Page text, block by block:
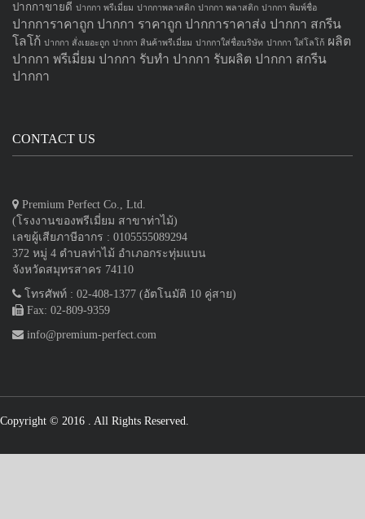
ปากกาขายดี ปากกา พรีเมี่ยม ปากกาพลาสติก ปากกา พลาสติก ปากกา พิมพ์ชื่อ
ปากการาคาถูก ปากกา ราคาถูก ปากการาคาส่ง ปากกา สกรีน
โลโก้ ปากกา สั่งเยอะถูก ปากกา สินค้าพรีเมี่ยม ปากกาใส่ชื่อบริษัท ปากกา ใส่โลโก้ ผลิต
ปากกา พรีเมี่ยม ปากกา รับทำ ปากกา รับผลิต ปากกา สกรีน
ปากกา
CONTACT US
Premium Perfect Co., Ltd.
(โรงงานของพรีเมี่ยม สาขาท่าไม้)
เลขผู้เสียภาษีอากร : 0105555089294
372 หมู่ 4 ตำบลท่าไม้ อำเภอกระทุ่มแบน
จังหวัดสมุทรสาคร 74110
โทรศัพท์ : 02-408-1377 (อัตโนมัติ 10 คู่สาย)
Fax: 02-809-9359
info@premium-perfect.com
Copyright © 2016 . All Rights Reserved.